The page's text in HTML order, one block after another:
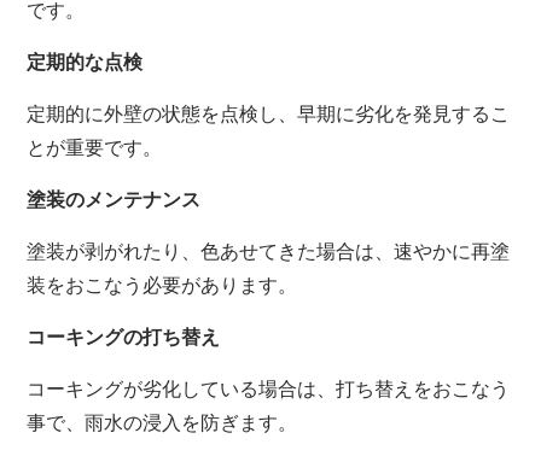
です。
定期的な点検
定期的に外壁の状態を点検し、早期に劣化を発見するこ
とが重要です。
塗装のメンテナンス
塗装が剥がれたり、色あせてきた場合は、速やかに再塗
装をおこなう必要があります。
コーキングの打ち替え
コーキングが劣化している場合は、打ち替えをおこなう
事で、雨水の浸入を防ぎます。